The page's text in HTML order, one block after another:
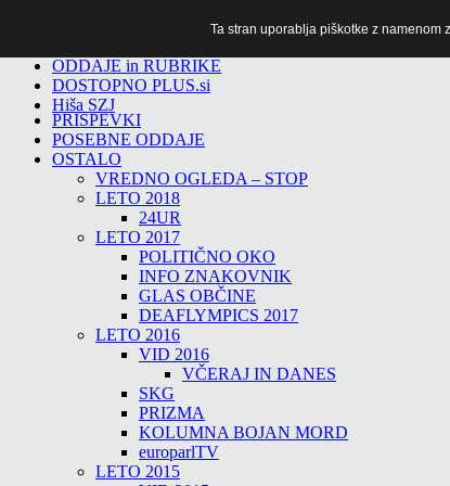
ODDAJE in RUBRIKE
DOSTOPNO PLUS.si
Hiša SZJ
PRISPEVKI
POSEBNE ODDAJE
OSTALO
VREDNO OGLEDA – STOP
LETO 2018
24UR
LETO 2017
POLITIČNO OKO
INFO ZNAKOVNIK
GLAS OBČINE
DEAFLYMPICS 2017
LETO 2016
VID 2016
VČERAJ IN DANES
SKG
PRIZMA
KOLUMNA BOJAN MORD
europarlTV
LETO 2015
Ta stran uporablja piškotke z